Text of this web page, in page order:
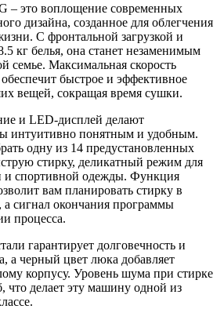
– это воплощение современных
дизайна, созданное для облегчения
С фронтальной загрузкой и
кг белья, она станет незаменимым
семье. Максимальная скорость
быстрое и эффективное
вещей, сокращая время сушки.
и LED-дисплей делают
интуитивно понятным и удобным.
одну из 14 предустановленных
стирку, деликатный режим для
и спортивной одежды. Функция
вам планировать стирку в
а сигнал окончания программы
процесса.
гарантирует долговечность и
а черный цвет люка добавляет
корпусу. Уровень шума при стирке
что делает эту машину одной из